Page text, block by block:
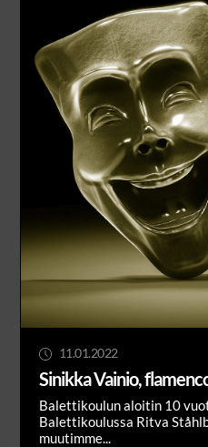
11.01.2022
Sinikka Vainio,
Balettikoulun aloitin 10
Balettikoulussa Ritva
muutimme...